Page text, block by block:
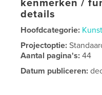
kenmerken /
details
Hoofdcategorie:
Projectoptie:
Aantal pagina's:44
Datum publiceren: